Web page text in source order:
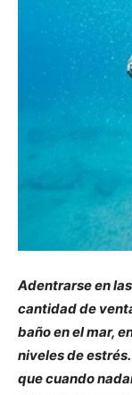
Adentrarse en
cantidad de
baño en el mar,
niveles de
que cuando